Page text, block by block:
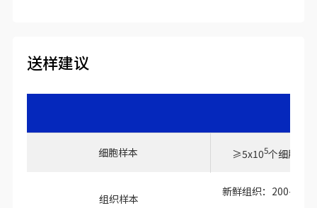
送样建议
细胞样本 ≥5x105个细胞，
组织样本
新鲜组织：200-